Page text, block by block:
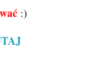
:)